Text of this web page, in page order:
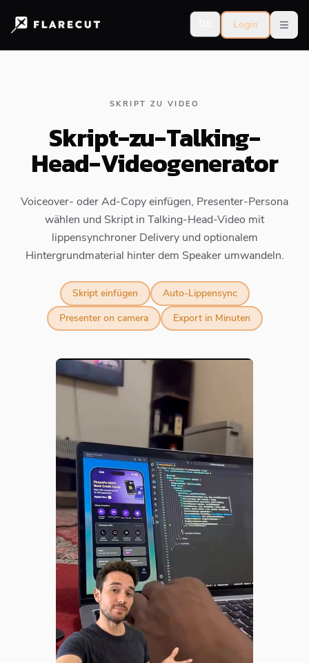
Login
SKRIPT ZU VIDEO
Skript-zu-Talking-
Head-Videogenerator
Voiceover- oder Ad-Copy einfügen, Presenter-Persona
wählen und Skript in Talking-Head-Video mit
lippensynchroner Delivery und optionalem
Hintergrundmaterial hinter dem Speaker umwandeln.
Skript einfügen
Auto-Lippensync
Presenter on camera
Export in Minuten